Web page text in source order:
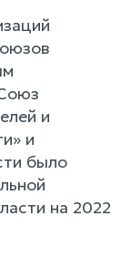
и
и
было
на 2022